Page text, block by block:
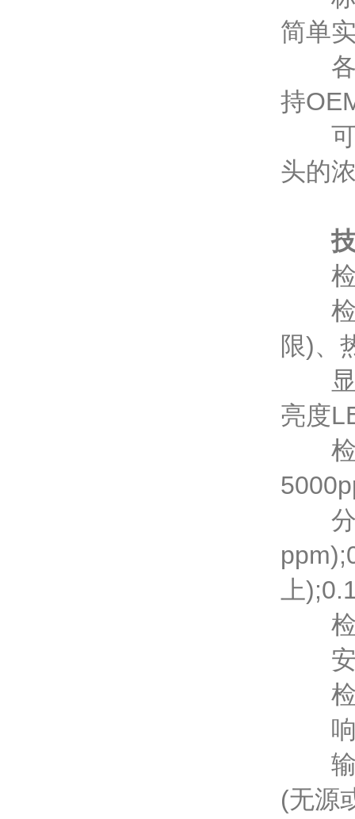
简单
各单
持
可与
头的
技
检
检测
限)、
显示
亮度
检
分
上
检测
安装
检
响
输出
(无源